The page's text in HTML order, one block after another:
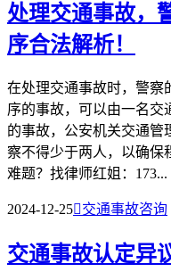
处理交通事故，
序合法解析！
在处理交通事故时，警察
序的事故，可以由一名交
的事故，公安机关交通管
察不得少于两人，以确保
难题？找律师红姐：173...
2024-12-25交通事故咨询
交通事故认定异